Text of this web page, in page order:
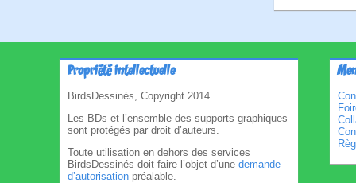
Propriété intellectuelle
BirdsDessinés, Copyright 2014
Les BDs et l’ensemble des supports graphiques
sont protégés par droit d’auteurs.
Toute utilisation en dehors des services
BirdsDessinés doit faire l’objet d’une demande
d’autorisation préalable.